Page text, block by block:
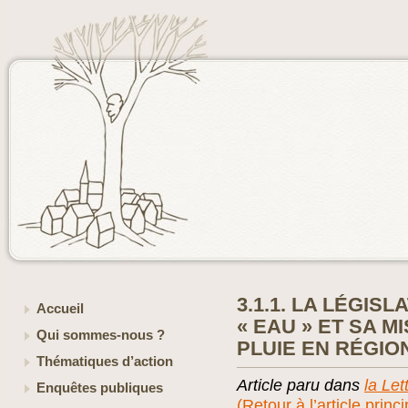
Accueil
Qui sommes-nous ?
Thématiques d’action
Enquêtes publiques
3.1.1. LA
« EAU » ET SA
PLUIE EN
Article paru dans la